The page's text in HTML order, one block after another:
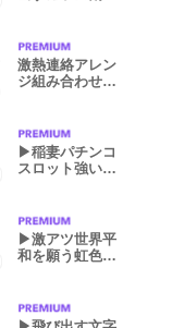
激熱連絡アレン
ジ組み合わせる
▶稲妻パチンコ
スロット強いゴ
▶激アツ世界平
和を願う虹色鳩